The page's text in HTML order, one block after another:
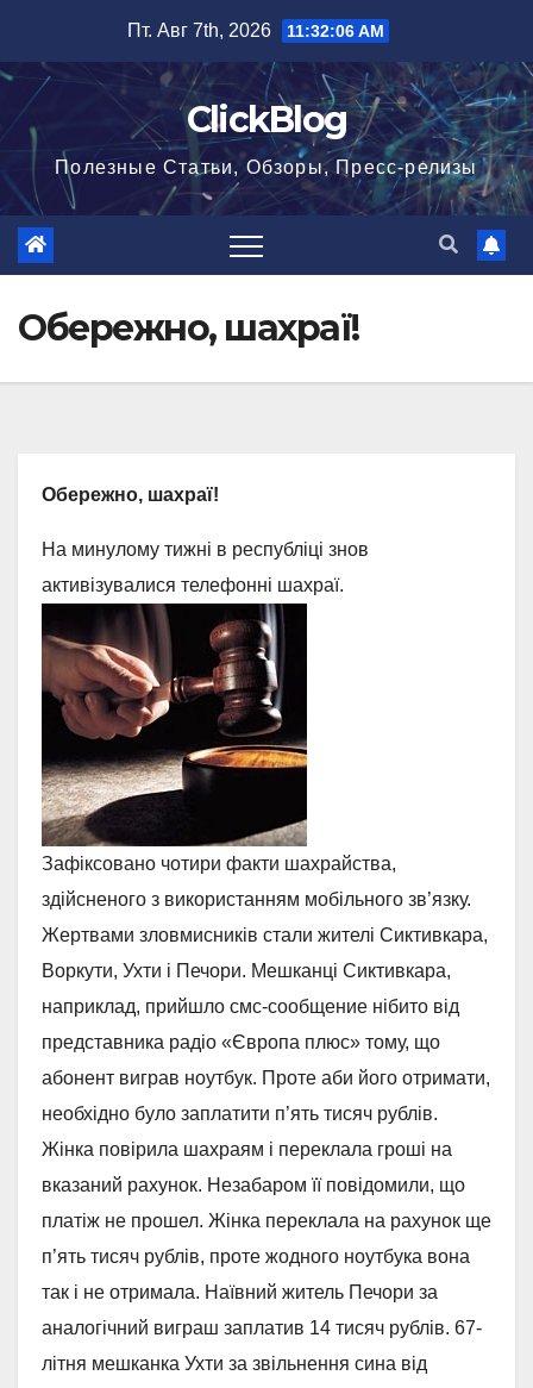
содержимому
Пт. Авг 7th, 2026 11:32:06 AM
ClickBlog
Полезные Статьи, Обзоры, Пресс-релизы
Обережно, шахраї!
Обережно, шахраї!
На минулому тижні в республіці знов
активізувалися телефонні шахраї.
Зафіксовано чотири факти шахрайства,
здійсненого з використанням мобільного зв’язку.
Жертвами зловмисників стали жителі Сиктивкара,
Воркути, Ухти і Печори. Мешканці Сиктивкара,
наприклад, прийшло смс-сообщение нібито від
представника радіо «Європа плюс» тому, що
абонент виграв ноутбук. Проте аби його отримати,
необхідно було заплатити п’ять тисяч рублів.
Жінка повірила шахраям і переклала гроші на
вказаний рахунок. Незабаром її повідомили, що
платіж не прошел. Жінка переклала на рахунок ще
п’ять тисяч рублів, проте жодного ноутбука вона
так і не отримала. Наївний житель Печори за
аналогічний виграш заплатив 14 тисяч рублів. 67-
літня мешканка Ухти за звільнення сина від